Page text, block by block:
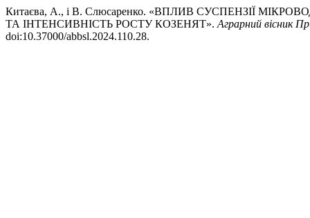
Китаєва, А., і В. Слюсаренко. «ВПЛИВ СУСПЕНЗІЇ
ТА ІНТЕНСИВНІСТЬ РОСТУ КОЗЕНЯТ». Аграрний вісник
doi:10.37000/abbsl.2024.110.28.